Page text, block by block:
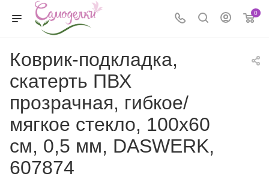
0
Коврик-подкладка,
скатерть ПВХ
прозрачная, гибкое/
мягкое стекло, 100х60
см, 0,5 мм, DASWERK,
607874